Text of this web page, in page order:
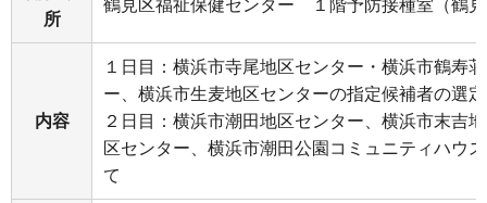
所
鶴見区福祉保健センター １階予防接種室（鶴
内容
１日目：横浜市寺尾地区センター・横浜市鶴寿
ー、横浜市生麦地区センターの指定候補者の選
２日目：横浜市潮田地区センター、横浜市末吉
区センター、横浜市潮田公園コミュニティハウ
て